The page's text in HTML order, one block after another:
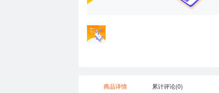
商品详情 累计评论(0)